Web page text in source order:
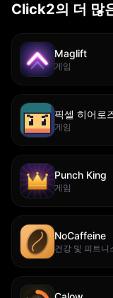
Click2의 더 많
Maglift
게임
픽셀 히어로
게임
Punch King
게임
NoCaffeine
건강 및 피트니